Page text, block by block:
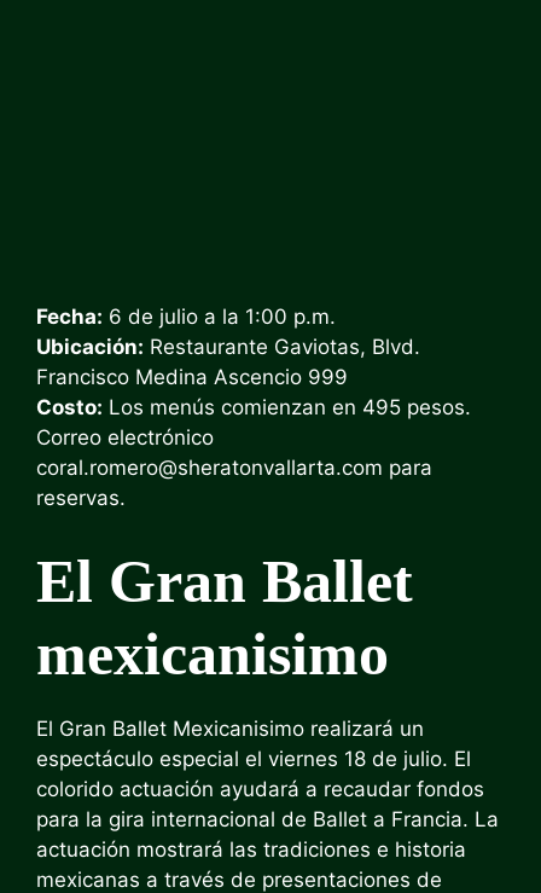
Fecha: 6 de julio a la 1:00 p.m.
Ubicación: Restaurante Gaviotas, Blvd.
Francisco Medina Ascencio 999
Costo: Los menús comienzan en 495 pesos.
Correo electrónico
coral.romero@sheratonvallarta.com para
reservas.
El Gran Ballet
mexicanisimo
El Gran Ballet Mexicanisimo realizará un
espectáculo especial el viernes 18 de julio. El
colorido actuación ayudará a recaudar fondos
para la gira internacional de Ballet a Francia. La
actuación mostrará las tradiciones e historia
mexicanas a través de presentaciones de